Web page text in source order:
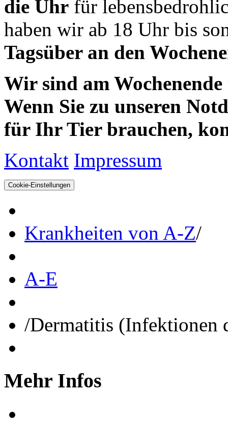
die Uhr für
haben wir ab 18 Uhr bis
Tagsüber an den
Wir sind am
Wenn Sie zu unseren
für Ihr Tier brauchen,
Kontakt Impressum
Cookie-Einstellungen
Krankheiten von A-Z/
A-E
/Dermatitis (Infektionen
Mehr Infos